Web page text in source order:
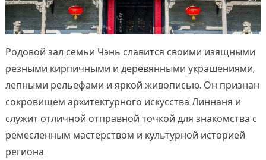
Родовой зал семьи Чэнь славится своими изящными
резными кирпичными и деревянными украшениями,
лепными рельефами и яркой живописью. Он признан
сокровищем архитектурного искусства Линнаня и
служит отличной отправной точкой для знакомства с
ремесленным мастерством и культурной историей
региона.